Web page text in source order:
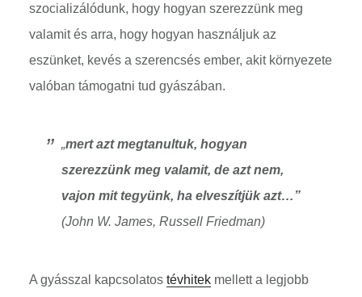
szocializálódunk, hogy hogyan szerezzünk meg
valamit és arra, hogy hogyan használjuk az
eszünket, kevés a szerencsés ember, akit környezete
valóban támogatni tud gyászában.
„mert azt megtanultuk, hogyan
szerezzünk meg valamit, de azt nem,
vajon mit tegyünk, ha elveszítjük azt…”
(John W. James, Russell Friedman)
A gyásszal kapcsolatos tévhitekmellett a legjobb